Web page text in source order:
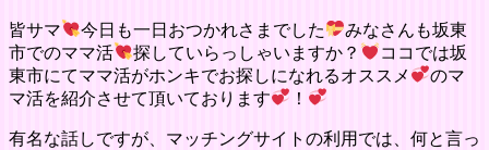
皆サマ 今日も一日おつかれさまでした
みなさんも坂東
市でのママ活
探していらっしゃいますか？
ココでは坂
東市にてママ活がホンキでお探しになれるオススメ
のマ
マ活を紹介させて頂いております
！
有名な話しですが、マッチングサイトの利用では、何と言っ